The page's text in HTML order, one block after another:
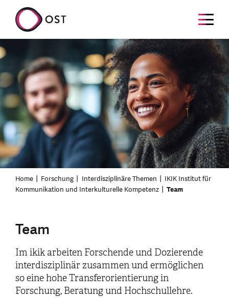
Home Forschung Interdisziplinäre Themen
IKIK Institut für
Kommunikation und Interkulturelle Kompetenz
Team
Team
Im ikik arbeiten Forschende und Dozierende
interdisziplinär zusammen und ermöglichen
so eine hohe Transferorientierung in
Forschung, Beratung und Hochschullehre.